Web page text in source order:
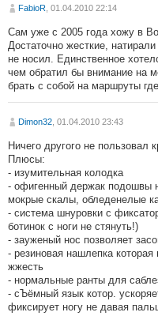
FabioR , 01.04.2010 22:14
Сам уже с 2005 года хожу в
Достаточно жесткие,
не носил. Единственное
чем обратил бы внимание на
брать с собой на маршруты
Dimon32 , 01.04.2010 23:43
Ничего другого не пользовал
Плюсы:
- изумительная колодка
- офигенный держак подошвы
мокрые скалы, обледенелые
- система шнуровки с
ботинок с ноги не стянуть!)
- зауженый нос позволяет
- резиновая нашлепка
жжесть
- нормальные ранты для
- сЪёмный язык котор.
фиксирует ногу не давая